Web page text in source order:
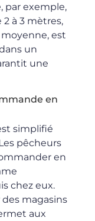
par exemple,
à 3 mètres,
est
un
une
en
simplifié
pêcheurs
en
chez eux.
des magasins
aux